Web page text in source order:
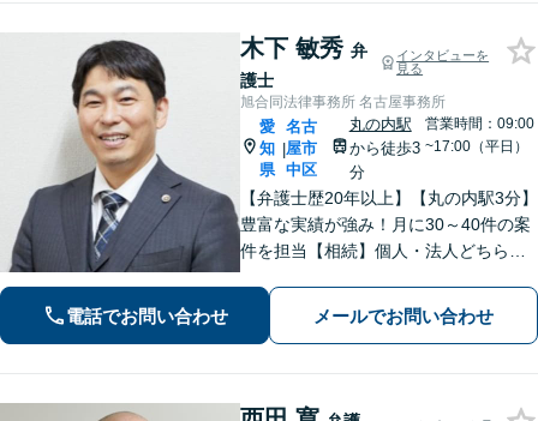
木下 敏秀 弁
護士
インタビューを
見る
旭合同法律事務所 名古屋事務所
愛
知
県
|
名古
屋市
中区
丸の内駅
から徒歩3
分
営業時間：09:00
~17:00（平日）
【弁護士歴20年以上】【丸の内駅3分】
豊富な実績が強み！月に30～40件の案
件を担当【相続】個人・法人どちらの
方ともに納得する解決を目指します
【離婚問題】他士業と連携し多角的な
電話でお問い合わせ メールでお問い合わせ